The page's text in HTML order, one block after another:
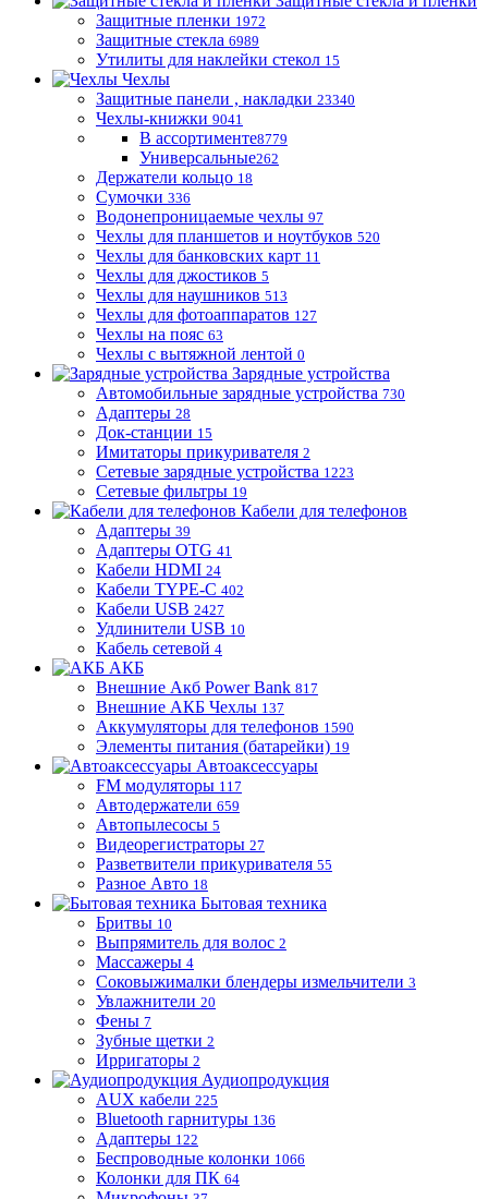
Защитные пленки 1972
Защитные стекла 6989
Утилиты для наклейки стекол 15
Чехлы
Защитные панели , накладки 23340
Чехлы-книжки 9041
В ассортименте8779
Универсальные262
Держатели кольцо 18
Сумочки 336
Водонепроницаемые чехлы 97
Чехлы для планшетов и ноутбуков 520
Чехлы для банковских карт 11
Чехлы для джостиков 5
Чехлы для наушников 513
Чехлы для фотоаппаратов 127
Чехлы на пояс 63
Чехлы с вытяжной лентой 0
Зарядные устройства
Автомобильные зарядные устройства 730
Адаптеры 28
Док-станции 15
Имитаторы прикуривателя 2
Сетевые зарядные устройства 1223
Сетевые фильтры 19
Кабели для телефонов
Адаптеры 39
Адаптеры OTG 41
Кабели HDMI 24
Кабели TYPE-C 402
Кабели USB 2427
Удлинители USB 10
Кабель сетевой 4
АКБ
Внешние Акб Power Bank 817
Внешние АКБ Чехлы 137
Аккумуляторы для телефонов 1590
Элементы питания (батарейки) 19
Автоаксессуары
FM модуляторы 117
Автодержатели 659
Автопылесосы 5
Видеорегистраторы 27
Разветвители прикуривателя 55
Разное Авто 18
Бытовая техника
Бритвы 10
Выпрямитель для волос 2
Массажеры 4
Соковыжималки блендеры измельчители 3
Увлажнители 20
Фены 7
Зубные щетки 2
Ирригаторы 2
Аудиопродукция
AUX кабели 225
Bluetooth гарнитуры 136
Адаптеры 122
Беспроводные колонки 1066
Колонки для ПК 64